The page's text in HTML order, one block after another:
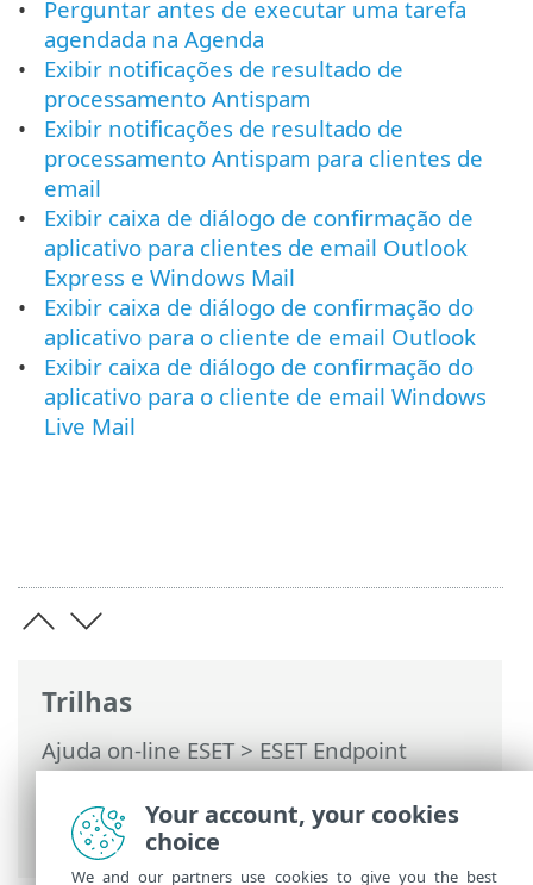
Trilhas
Ajuda on-line ESET>ESET Endpoint
Security>Configuração avançada>
Notificações>Alertas interativos>
Mensagens de confirmação
Perguntar antes de executar uma tarefa
agendada na Agenda
Exibir notificações de resultado de
processamento Antispam
Exibir notificações de resultado de
processamento Antispam para clientes de
email
Exibir caixa de diálogo de confirmação de
aplicativo para clientes de email Outlook
Express e Windows Mail
Exibir caixa de diálogo de confirmação do
aplicativo para o cliente de email Outlook
Exibir caixa de diálogo de confirmação do
aplicativo para o cliente de email Windows
Live Mail
Your account, your cookies
choice
We and our partners use cookies to give you the best